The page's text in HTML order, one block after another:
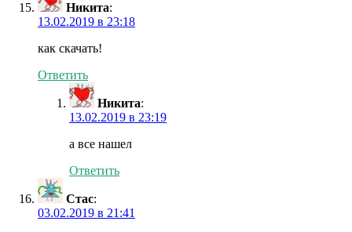
Никита:
13.02.2019 в 23:18
как скачать!
Ответить
Никита:
13.02.2019 в 23:19
а все нашел
Ответить
Стас:
03.02.2019 в 21:41